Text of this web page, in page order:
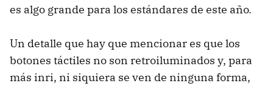
es algo grande para los estándares de este año.
Un detalle que hay que mencionar es que los
botones táctiles no son retroiluminados y, para
más inri, ni siquiera se ven de ninguna forma,